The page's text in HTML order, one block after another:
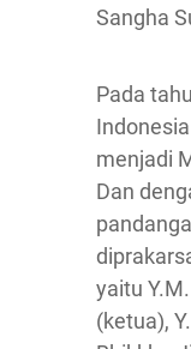
Sangha
Pada
menjadi
Dan
yaitu
(ketua),